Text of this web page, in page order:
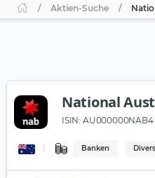
Aktien-Suche
National
ISIN: AU000000NAB4
Banken